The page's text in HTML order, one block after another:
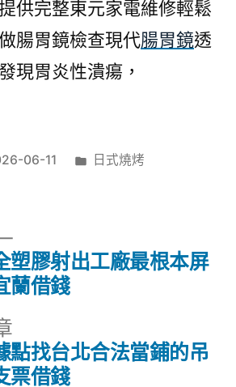
供完整東元家電維修輕鬆
腸胃鏡檢查現代腸胃鏡透
現胃炎性潰瘍，
06-11
分
日式燒烤
一
篇
點找台北合法當鋪的吊
票借錢
下
一
篇
塑膠射出工廠最根本屏
蘭借錢